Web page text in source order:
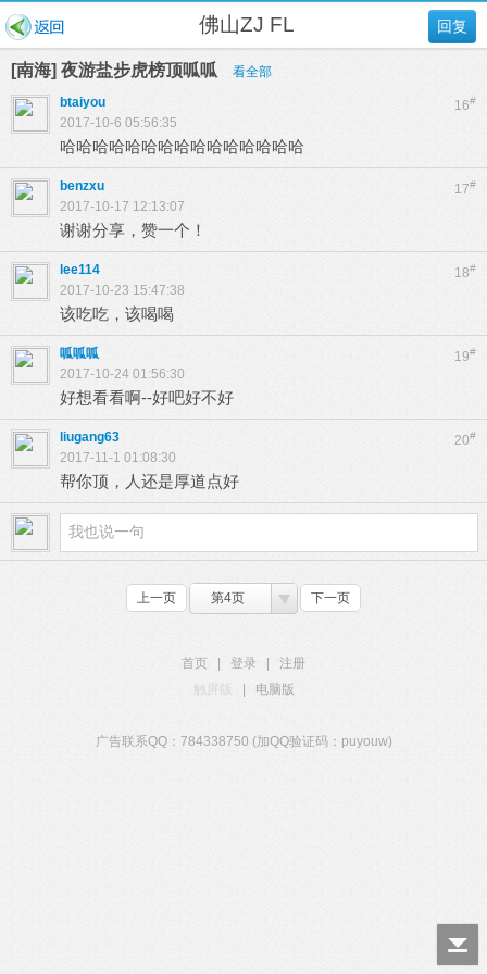
回复
佛山ZJ FL
[南海] 夜游盐步虎榜顶呱呱 看全部
16#
btaiyou
2017-10-6 05:56:35
哈哈哈哈哈哈哈哈哈哈哈哈哈哈哈
17#
benzxu
2017-10-17 12:13:07
谢谢分享，赞一个！
18#
lee114
2017-10-23 15:47:38
该吃吃，该喝喝
19#
呱呱呱
2017-10-24 01:56:30
好想看看啊--好吧好不好
20#
liugang63
2017-11-1 01:08:30
帮你顶，人还是厚道点好
上一页 第4页 下一页
首页 登录
注册
触屏版
电脑版
广告联系QQ：784338750 (加QQ验证码：puyouw)